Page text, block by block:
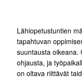
Lähiopetustuntien
tapahtuvan
suuntausta oikeana.
ohjausta, ja
on oltava riittävät